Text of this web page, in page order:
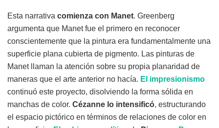
Esta narrativa comienza con Manet. Greenberg
argumenta que Manet fue el primero en reconocer
conscientemente que la pintura era fundamentalmente una
superficie plana cubierta de pigmento. Las pinturas de
Manet llaman la atención sobre su propia planaridad de
maneras que el arte anterior no hacía. El impresionismo
continuó este proyecto, disolviendo la forma sólida en
manchas de color. Cézanne lo intensificó, estructurando
el espacio pictórico en términos de relaciones de color en